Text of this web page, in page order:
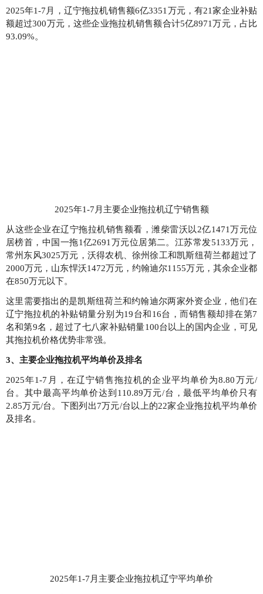
2025年1-7月，辽宁拖拉机销售额6亿3351万元，有21家企业补贴
额超过300万元，这些企业拖拉机销售额合计5亿8971万元，占比
93.09%。
2025年1-7月主要企业拖拉机辽宁销售额
从这些企业在辽宁拖拉机销售额看，潍柴雷沃以2亿1471万元位
居榜首，中国一拖1亿2691万元位居第二。江苏常发5133万元，
常州东风3025万元，沃得农机、徐州徐工和凯斯纽荷兰都超过了
2000万元，山东悍沃1472万元，约翰迪尔1155万元，其余企业都
在850万元以下。
这里需要指出的是凯斯纽荷兰和约翰迪尔两家外资企业，他们在
辽宁拖拉机的补贴销量分别为19台和16台，而销售额却排在第7
名和第9名，超过了七八家补贴销量100台以上的国内企业，可见
其拖拉机价格优势非常强。
3、主要企业拖拉机平均单价及排名
2025年1-7月，在辽宁销售拖拉机的企业平均单价为8.80万元/
台。其中最高平均单价达到110.89万元/台，最低平均单价只有
2.85万元/台。下图列出7万元/台以上的22家企业拖拉机平均单价
及排名。
2025年1-7月主要企业拖拉机辽宁平均单价